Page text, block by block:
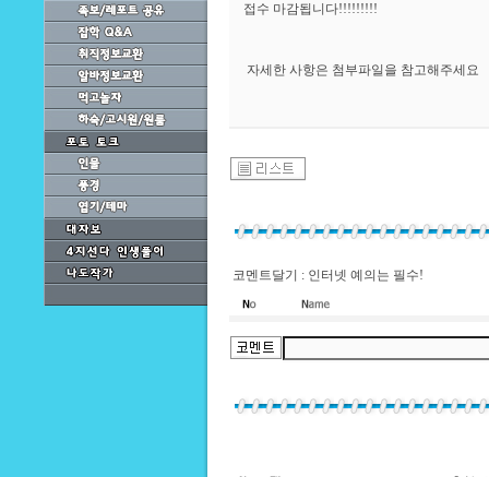
접수 마감됩니다!!!!!!!!!
자세한 사항은 첨부파일을 참고해주세요
코멘트달기 : 인터넷 예의는 필수!